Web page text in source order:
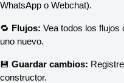
WhatsApp o Webchat).
🔁 Flujos: Vea todos los flujos
uno nuevo.
💾 Guardar cambios:
constructor.